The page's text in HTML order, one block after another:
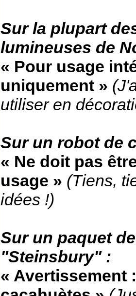
Sur la plupart
lumineuses de
« Pour usage
uniquement »
utiliser en
Sur un robot de
« Ne doit pas
usage » (Tiens,
idées !)
Sur un paquet
"Steinsbury" :
« Avertissement